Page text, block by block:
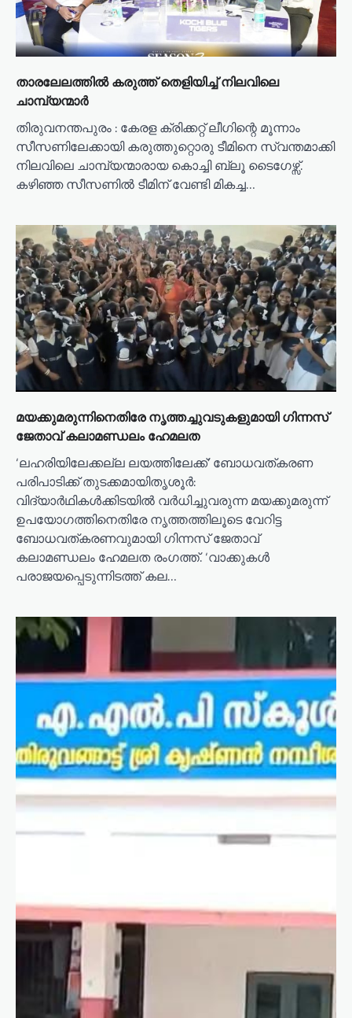
n
താരലേലത്തിൽ കരുത്ത് തെളിയിച്ച് നിലവിലെ
ചാമ്പ്യന്മാർ
തിരുവനന്തപുരം : കേരള ക്രിക്കറ്റ് ലീഗിന്റെ മൂന്നാം
സീസണിലേക്കായി കരുത്തുറ്റൊരു ടീമിനെ സ്വന്തമാക്കി
നിലവിലെ ചാമ്പ്യന്മാരായ കൊച്ചി ബ്ലൂ ടൈഗേഴ്സ്.
കഴിഞ്ഞ സീസണിൽ ടീമിന് വേണ്ടി മികച്ച…
മയക്കുമരുന്നിനെതിരേ നൃത്തച്ചുവടുകളുമായി ഗിന്നസ്
ജേതാവ് കലാമണ്ഡലം ഹേമലത
‘ലഹരിയിലേക്കല്ല ലയത്തിലേക്ക്’ ബോധവത്കരണ
പരിപാടിക്ക് തുടക്കമായിതൃശൂർ:
വിദ്യാർഥികൾക്കിടയിൽ വർധിച്ചുവരുന്ന മയക്കുമരുന്ന്
ഉപയോഗത്തിനെതിരേ നൃത്തത്തിലൂടെ വേറിട്ട
ബോധവത്കരണവുമായി ഗിന്നസ് ജേതാവ്
കലാമണ്ഡലം ഹേമലത രംഗത്ത്. ‘വാക്കുകൾ
പരാജയപ്പെടുന്നിടത്ത് കല…